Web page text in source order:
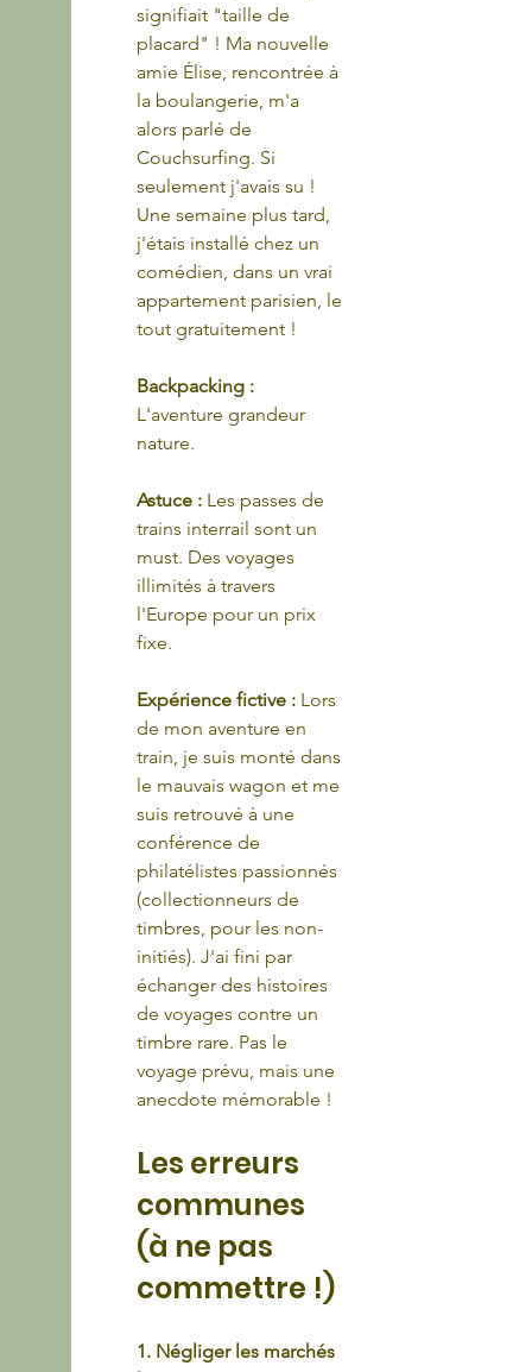
signifiait "taille de
placard" ! Ma nouvelle
amie Élise, rencontrée à
la boulangerie, m'a
alors parlé de
Couchsurfing. Si
seulement j'avais su !
Une semaine plus tard,
j'étais installé chez un
comédien, dans un vrai
appartement parisien, le
tout gratuitement !
Backpacking :
L'aventure grandeur
nature.
Astuce : Les passes de
trains interrail sont un
must. Des voyages
illimités à travers
l'Europe pour un prix
fixe.
Expérience fictive : Lors
de mon aventure en
train, je suis monté dans
le mauvais wagon et me
suis retrouvé à une
conférence de
philatélistes passionnés
(collectionneurs de
timbres, pour les non-
initiés). J'ai fini par
échanger des histoires
de voyages contre un
timbre rare. Pas le
voyage prévu, mais une
anecdote mémorable !
Les erreurs
communes
(à ne pas
commettre !)
1. Négliger les marchés